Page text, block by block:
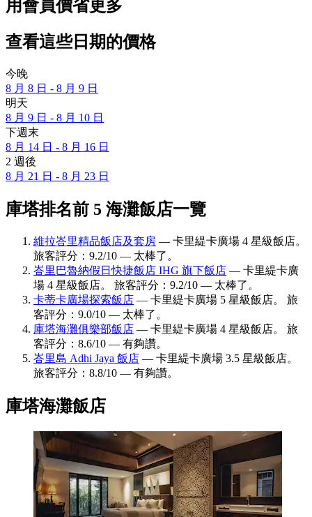
用會員價省更多
查看這些日期的價格
今晚
8 月 8 日 - 8 月 9 日
明天
8 月 9 日 - 8 月 10 日
下週末
8 月 14 日 - 8 月 16 日
2 週後
8 月 21 日 - 8 月 23 日
庫塔排名前 5 海灘飯店一覽
維拉峇里精品飯店及套房 — 卡里緹卡廣場 4 星級飯店。
旅客評分：9.2/10 — 太棒了。
峇里巴魯納假日快捷飯店 IHG 旗下飯店 — 卡里緹卡廣
場 4 星級飯店。 旅客評分：9.2/10 — 太棒了。
卡蒂卡廣場探索飯店 — 卡里緹卡廣場 5 星級飯店。 旅
客評分：9.0/10 — 太棒了。
庫塔海灘俱樂部飯店 — 卡里緹卡廣場 4 星級飯店。 旅
客評分：8.6/10 — 有夠讚。
峇里島 Adhi Jaya 飯店 — 卡里緹卡廣場 3.5 星級飯店。
旅客評分：8.8/10 — 有夠讚。
庫塔海灘飯店